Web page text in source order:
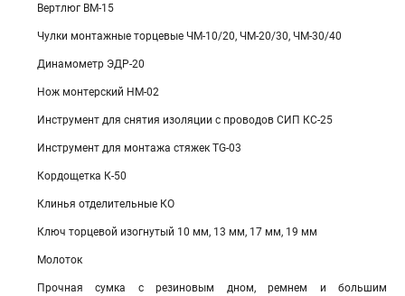
Вертлюг ВМ-15
Чулки монтажные торцевые ЧМ-10/20, ЧМ-20/30, ЧМ-30/40
Динамометр ЭДР-20
Нож монтерский НМ-02
Инструмент для снятия изоляции с проводов СИП КС-25
Инструмент для монтажа стяжек TG-03
Кордощетка К-50
Клинья отделительные КО
Ключ торцевой изогнутый 10 мм, 13 мм, 17 мм, 19 мм
Молоток
Прочная сумка с резиновым дном, ремнем и большим